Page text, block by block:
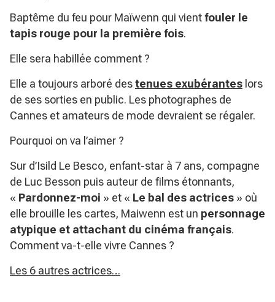
Baptême du feu pour Maïwenn qui vientfouler le
tapis rouge pour la première fois.
Elle sera habillée comment ?
Elle a toujours arboré destenues exubérantes lors
de ses sorties en public. Les photographes de
Cannes et amateurs de mode devraient se régaler.
Pourquoi on va l’aimer ?
Sur d’Isild Le Besco, enfant-star à 7 ans, compagne
de Luc Besson puis auteur de films étonnants,
« Pardonnez-moi » et « Le bal des actrices » où
elle brouille les cartes, Maiwenn est un personnage
atypique et attachant du cinéma français.
Comment va-t-elle vivre Cannes ?
Les 6 autres actrices…